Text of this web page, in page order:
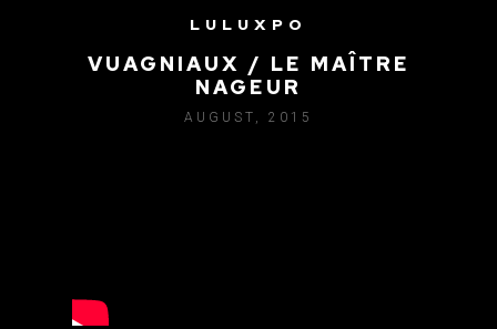
LULUXPO
VUAGNIAUX / LE MAÎTRE
NAGEUR
AUGUST, 2015